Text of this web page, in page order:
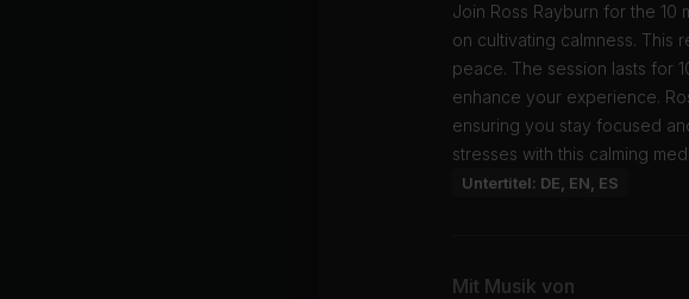
Join Ross Rayburn for the 10
on cultivating calmness. This
peace. The session lasts for
enhance your experience.
ensuring you stay focused
stresses with this calming
Untertitel: DE, EN, ES
Mit Musik von